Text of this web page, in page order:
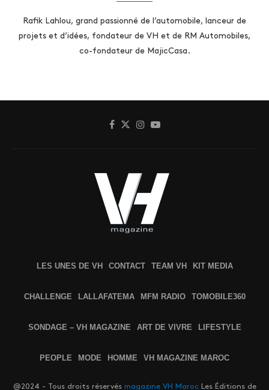
Rafik Lahlou, grand passionné de l’automobile, lanceur de
projets et d’idées, fondateur de VH et de RM Automobiles,
co-fondateur de MajicCasa.
LES UNES DE VH CONTACT TEAM VH KIT MEDIA
CHALLENGE LALLAFATEMA MFM RADIO TOMOBILE360
SONDAGE – VH MAGAZINE ART DE VIVRE LIFESTYLE
PEOPLE MODE HOMME VH MAGAZINE MAROC
@2024 - Tous droits réservés magazine VH MarocLes Éditions de